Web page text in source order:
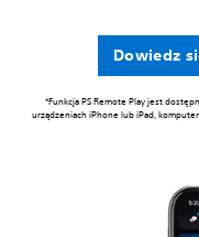
Dowiedz
*Funkcja PS Remote Play jest
urządzeniach iPhone lub iPad,